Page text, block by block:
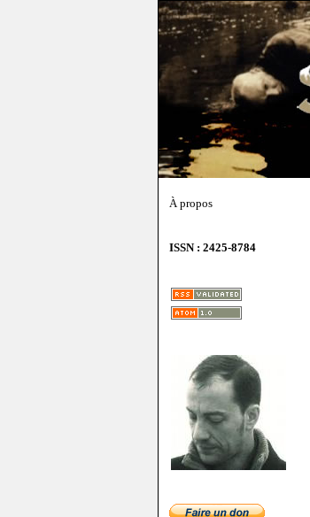
À propos
ISSN : 2425-8784